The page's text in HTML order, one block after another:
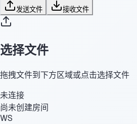
发送文件 接收文件
选择文件
拖拽文件到下方区域或点击选择文件
未连接
尚未创建房间
WS